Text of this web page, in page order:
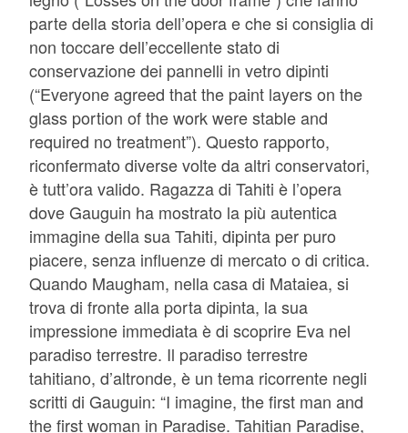
parte della storia dell’opera e che si consiglia di
non toccare dell’eccellente stato di
conservazione dei pannelli in vetro dipinti
(“Everyone agreed that the paint layers on the
glass portion of the work were stable and
required no treatment”). Questo rapporto,
riconfermato diverse volte da altri conservatori,
è tutt’ora valido. Ragazza di Tahiti è l’opera
dove Gauguin ha mostrato la più autentica
immagine della sua Tahiti, dipinta per puro
piacere, senza influenze di mercato o di critica.
Quando Maugham, nella casa di Mataiea, si
trova di fronte alla porta dipinta, la sua
impressione immediata è di scoprire Eva nel
paradiso terrestre. Il paradiso terrestre
tahitiano, d’altronde, è un tema ricorrente negli
scritti di Gauguin: “I imagine, the first man and
the first woman in Paradise. Tahitian Paradise,